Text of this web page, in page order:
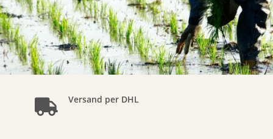
Versand per DHL